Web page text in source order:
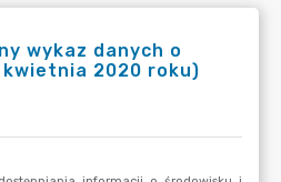
wykaz danych o
2020 roku)